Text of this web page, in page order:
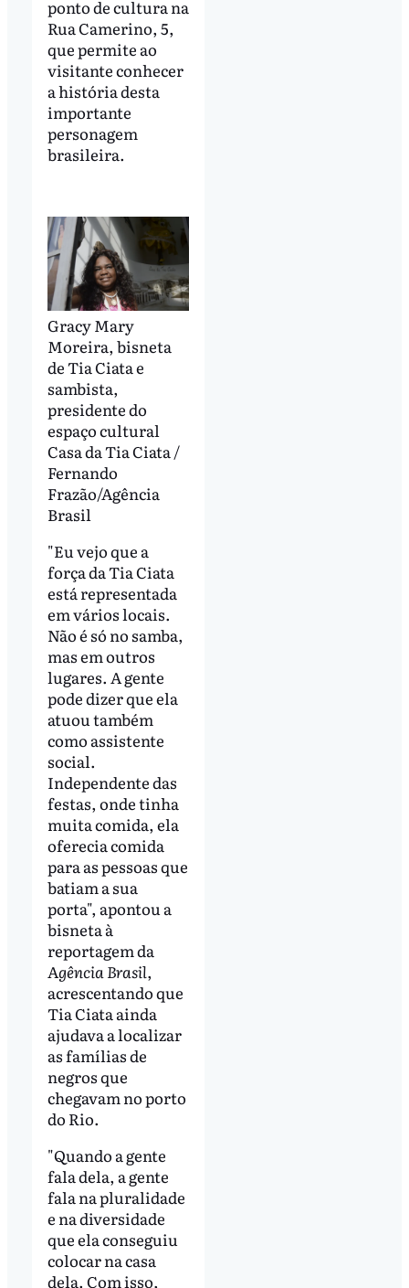
ponto de cultura na
Rua Camerino, 5,
que permite ao
visitante conhecer
a história desta
importante
personagem
brasileira.
Gracy Mary
Moreira, bisneta
de Tia Ciata e
sambista,
presidente do
espaço cultural
Casa da Tia Ciata /
Fernando
Frazão/Agência
Brasil
"Eu vejo que a
força da Tia Ciata
está representada
em vários locais.
Não é só no samba,
mas em outros
lugares. A gente
pode dizer que ela
atuou também
como assistente
social.
Independente das
festas, onde tinha
muita comida, ela
oferecia comida
para as pessoas que
batiam a sua
porta", apontou a
bisneta à
reportagem da
Agência Brasil,
acrescentando que
Tia Ciata ainda
ajudava a localizar
as famílias de
negros que
chegavam no porto
do Rio.
"Quando a gente
fala dela, a gente
fala na pluralidade
e na diversidade
que ela conseguiu
colocar na casa
dela. Com isso,